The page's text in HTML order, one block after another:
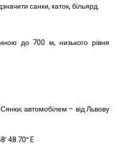
санки, каток, більярд.
до 700 м, низького рівня
автомобілем – від Львову
48.70″ E